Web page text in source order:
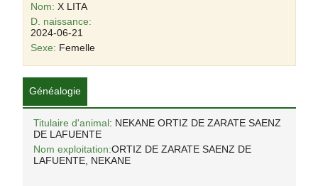
Nom: X LITA
D. naissance:
2024-06-21
Sexe: Femelle
Généalogie
Titulaire d'animal: NEKANE ORTIZ DE ZARATE SAENZ
DE LAFUENTE
Nom exploitation:ORTIZ DE ZARATE SAENZ DE
LAFUENTE, NEKANE